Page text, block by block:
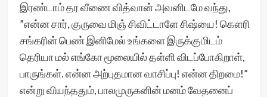
இரண்டாம் தர வீணை வித்வான் அவனிடமே வந்து,
”என்ன சார், குருவை மிஞ் சிவிட்டாளே சிஷ்யை! கௌரி
சங்கரின் பெண் இனிமேல் உங்களை இருக்குமிடம்
தெரியா மல் எங்கோ மூலையில் தள்ளி விடப்போகிறாள்,
பாருங்கள். என்ன அற்புதமான வாசிப்பு! என்ன திறமை!”
என்று வியந்ததும், பாலமுருகனின் மனம் வேதனைப்